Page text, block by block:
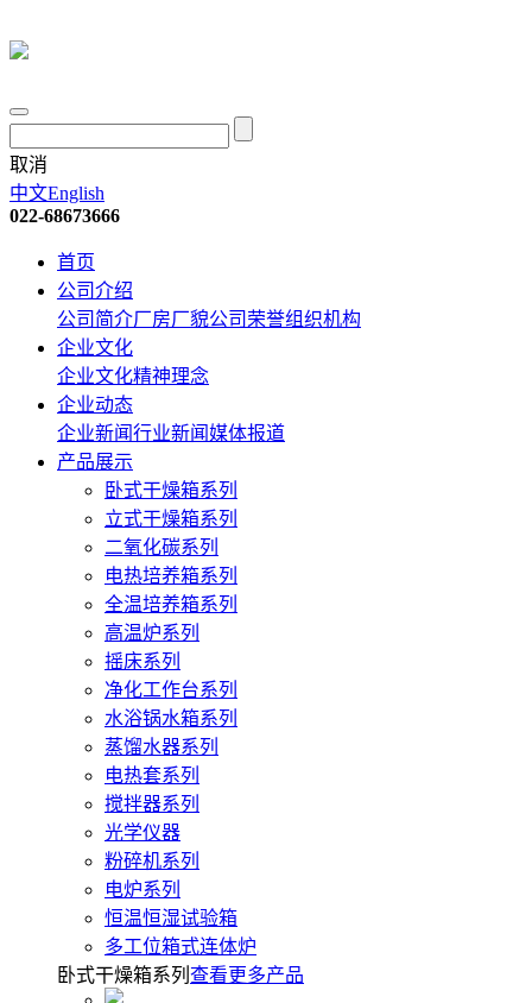
取消
中文English
022-68673666
首页
公司介绍
公司简介厂房厂貌公司荣誉组织机构
企业文化
企业文化精神理念
企业动态
企业新闻行业新闻媒体报道
产品展示
卧式干燥箱系列
立式干燥箱系列
二氧化碳系列
电热培养箱系列
全温培养箱系列
高温炉系列
摇床系列
净化工作台系列
水浴锅水箱系列
蒸馏水器系列
电热套系列
搅拌器系列
光学仪器
粉碎机系列
电炉系列
恒温恒湿试验箱
多工位箱式连体炉
卧式干燥箱系列 查看更多产品